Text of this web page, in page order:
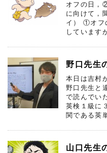
オフの日，
に向けて，
イ） ①オフ
しています
野口先生
本日は吉村
野口先生と
で読んでい
英検１級に
関である英
山口先生